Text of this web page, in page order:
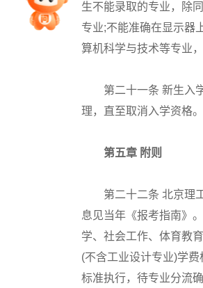
生不能录取的专业，除
专业;不能准确在显示器
算机科学与技术等专业
第二十一条 新生入学
理，直至取消入学资格。
第五章 附则
第二十二条 北京理工
息见当年《报考指南》
学、社会工作、体育教
(不含工业设计专业)学
标准执行，待专业分流